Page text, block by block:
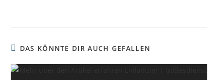
DAS KÖNNTE DIR AUCH GEFALLEN